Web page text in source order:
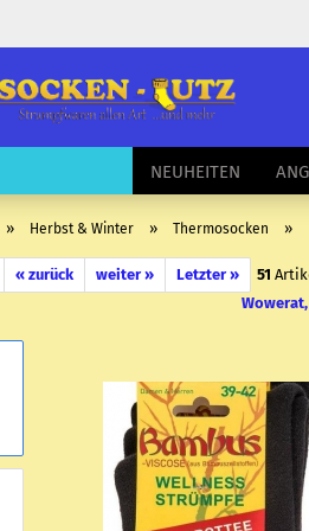
Passwort vergessen?
NEUHEITEN
» Herbst & Winter » Thermosocken »
« zurück weiter » Letzter » 51